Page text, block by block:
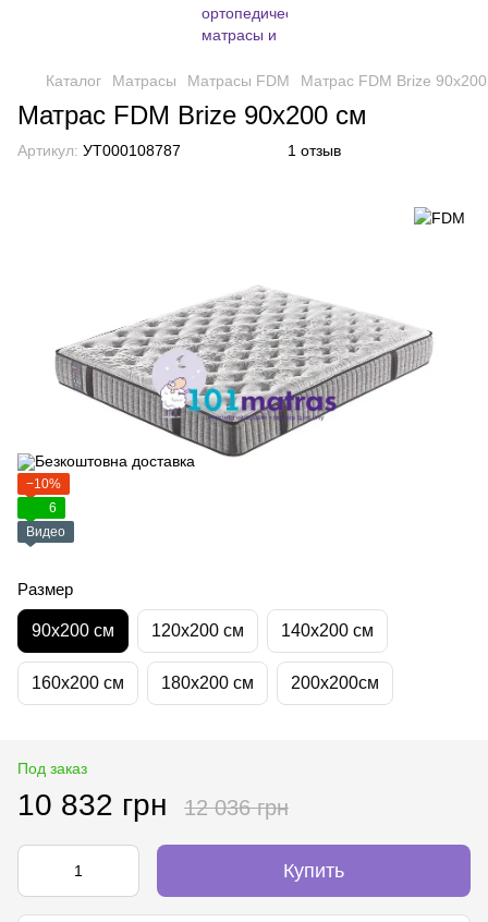
Каталог Матрасы Матрасы FDM Матрас FDM Brize
Матрас FDM Brize 90х200 см
Артикул: УТ000108787 1 отзыв
−10%
6
Видео
Размер
90х200 см 120х200 см 140х200 см
160х200 см 180х200 см 200х200см
Под заказ
10 832 грн 12 036 грн
Купить